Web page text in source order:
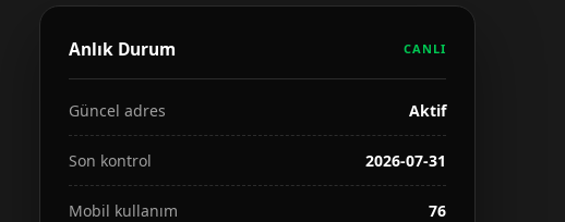
Anlık Durum CANLI
Güncel adres Aktif
Son kontrol 2026-07-31
Mobil kullanım 76